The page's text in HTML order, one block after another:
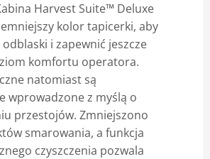
Harvest Suite™ Deluxe
kolor tapicerki, aby
i zapewnić jeszcze
komfortu operatora.
natomiast są
wprowadzone z myślą o
przestojów. Zmniejszono
smarowania, a funkcja
czyszczenia pozwala